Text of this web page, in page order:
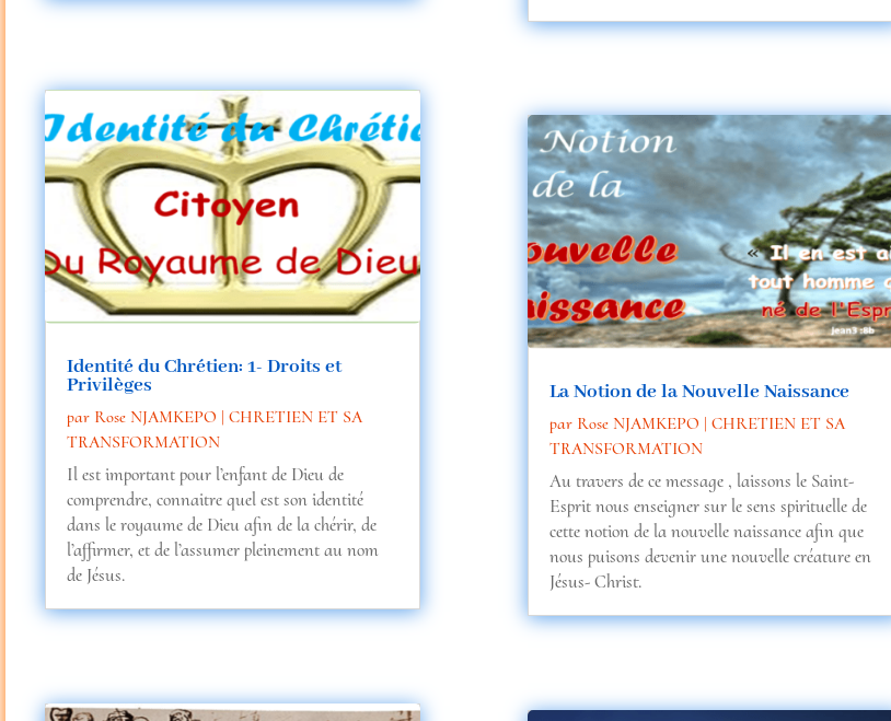
Identité du Chrétien: 1- Droits et
Privilèges
par Rose NJAMKEPO |CHRETIEN ET SA
TRANSFORMATION
Il est important pour l’enfant de Dieu de
comprendre, connaitre quel est son identité
dans le royaume de Dieu afin de la chérir, de
l’affirmer, et de l’assumer pleinement au nom
de Jésus.
La Notion de la Nouvelle Naissance
par Rose NJAMKEPO | CHRETIEN ET SA
TRANSFORMATION
Au travers de ce message , laissons le Saint-
Esprit nous enseigner sur le sens spirituelle de
cette notion de la nouvelle naissance afin que
nous puisons devenir une nouvelle créature en
Jésus- Christ.